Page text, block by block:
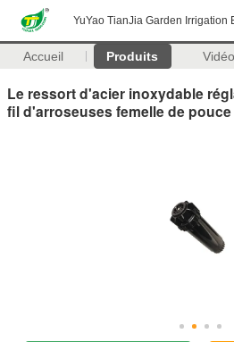
YuYao TianJia Garden Irrigation
Accueil Produits
Le ressort d'acier inoxydable
fil d'arroseuses femelle de pouce